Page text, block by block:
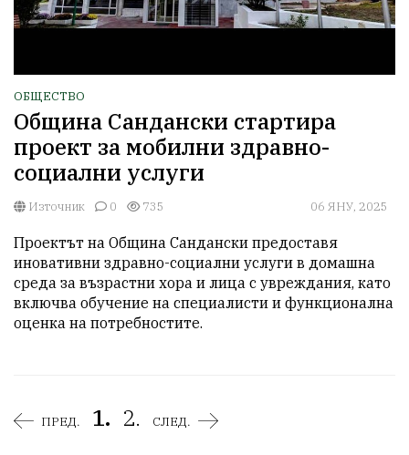
ОБЩЕСТВО
Община Сандански стартира
проект за мобилни здравно-
социални услуги
Източник 0 735 06 ЯНУ, 2025
Проектът на Община Сандански предоставя
иновативни здравно-социални услуги в домашна
среда за възрастни хора и лица с увреждания, като
включва обучение на специалисти и функционална
оценка на потребностите.
ПРЕД. 1. 2. СЛЕД.